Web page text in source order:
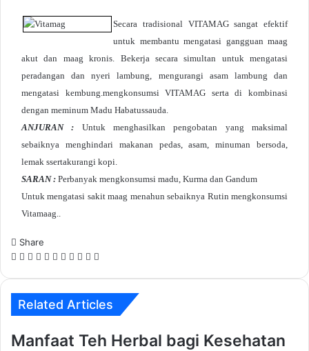
Secara tradisional VITAMAG sangat efektif
untuk membantu mengatasi gangguan maag
akut dan maag kronis. Bekerja secara simultan untuk mengatasi
peradangan dan nyeri lambung, mengurangi asam lambung dan
mengatasi kembung.mengkonsumsi VITAMAG serta di kombinasi
dengan meminum Madu Habatussauda.
ANJURAN : Untuk menghasilkan pengobatan yang maksimal
sebaiknya menghindari makanan pedas, asam, minuman bersoda,
lemak ssertakurangi kopi.
SARAN : Perbanyak mengkonsumsi madu, Kurma dan Gandum
Untuk mengatasi sakit maag menahun sebaiknya Rutin mengkonsumsi
Vitamaag..
Share
Facebook
X LinkedIn
Skype
Messenger
Messenger
WhatsApp
Telegram
LineShare
Related Articles
Manfaat Teh Herbal bagi Kesehatan